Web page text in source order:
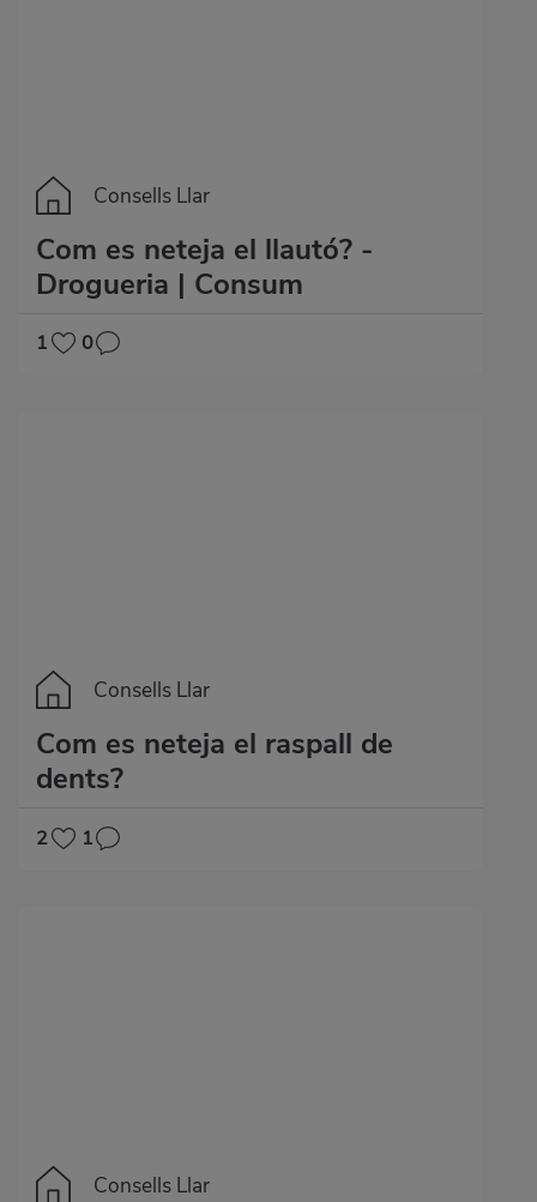
Consells Llar
Com es neteja el llautó? -
Drogueria | Consum
1 0
Consells Llar
Com es neteja el raspall de
dents?
2 1
Consells Llar